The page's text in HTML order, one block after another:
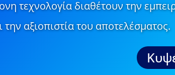
τεχνολογία διαθέτουν την
την αξιοπιστία του αποτελέσματος.